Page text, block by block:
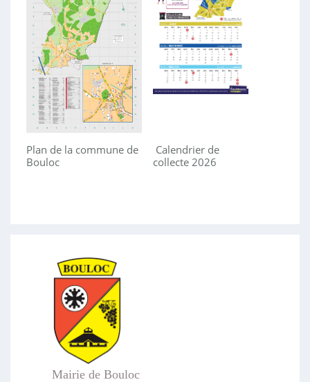
Plan de la commune de
Bouloc
Calendrier de
collecte 2026
Mairie de Bouloc